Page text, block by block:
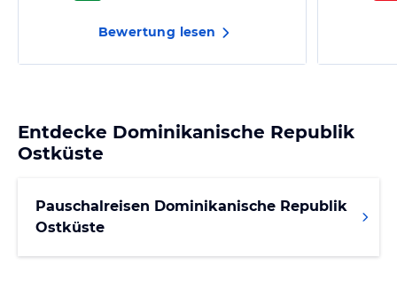
Bewertung lesen
Entdecke Dominikanische Republik
Ostküste
Pauschalreisen Dominikanische Republik
Ostküste